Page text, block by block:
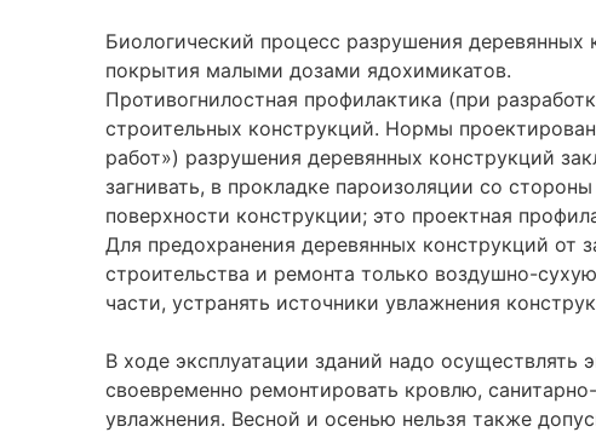
Биологический процесс разрушения
покрытия малыми дозами ядохимикатов.
Противогнилостная профилактика (при
строительных конструкций. Нормы
работ») разрушения деревянных конструкций
загнивать, в прокладке пароизоляции со
поверхности конструкции; это проектная
Для предохранения деревянных конструкций от
строительства и ремонта только воздушно-
части, устранять источники увлажнения
В ходе эксплуатации зданий надо осуществлять
своевременно ремонтировать кровлю,
увлажнения. Весной и осенью нельзя также